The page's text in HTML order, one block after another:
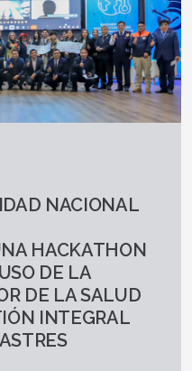
NACIONAL
HACKATHON
DE LA
DE LA SALUD
INTEGRAL